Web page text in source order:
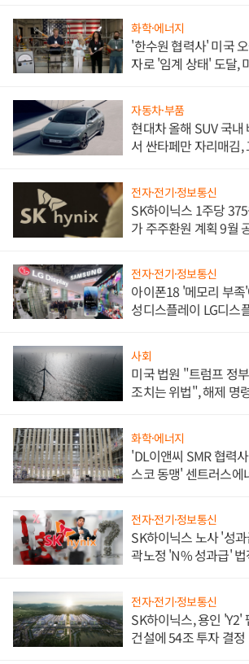
화학·에너지
'한수원 협력사' 미국
자로 '임계 상태' 도달,
자동차·부품
현대차 올해 SUV 국
서 싼타페만 자리매김,
전자·전기·정보통신
SK하이닉스 1주당
가 주주환원 계획 9월
전자·전기·정보통신
아이폰18 '메모리 부
성디스플레이 LG디스
사회
미국 법원 "트럼프 정
조치는 위법", 해제 명
화학·에너지
'DL이앤씨 SMR 협력
스코 동맹' 센트러스에
전자·전기·정보통신
SK하이닉스 노사 '성
곽노정 'N% 성과급'
전자·전기·정보통신
SK하이닉스, 용인 'Y2'
건설에 54조 투자 결정